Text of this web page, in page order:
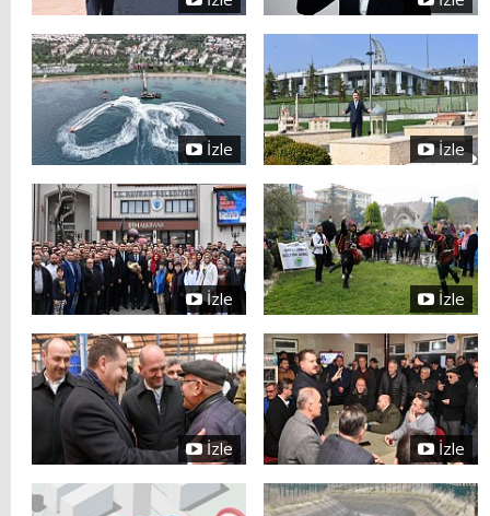
İzle İzle
İzle İzle
İzle İzle